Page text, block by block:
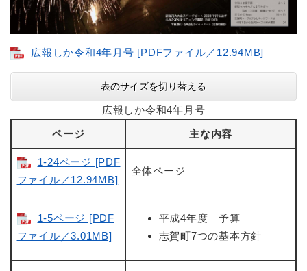
広報しか令和4年月号 [PDFファイル／12.94MB]
表のサイズを切り替える
広報しか令和4年月号
ページ 主な内容
1-24ページ [PDF
ファイル／12.94MB]
全体ページ
1-5ページ [PDF
ファイル／3.01MB]
平成4年度 予算
志賀町7つの基本方針